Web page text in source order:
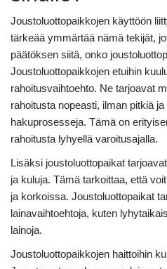
Joustoluottopaikkojen käyttöön
tärkeää ymmärtää nämä tekijät,
päätöksen siitä, onko
Joustoluottopaikkojen etuihin
rahoitusvaihtoehto. Ne tarjoavat
rahoitusta nopeasti, ilman pitkiä
hakuprosesseja. Tämä on
rahoitusta lyhyellä varoitusajalla.
Lisäksi joustoluottopaikat
ja kuluja. Tämä tarkoittaa, että
ja korkoissa. Joustoluottopaikat
lainavaihtoehtoja, kuten
lainoja.
Joustoluottopaikkojen haittoihin